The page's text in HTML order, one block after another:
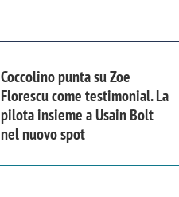
Coccolino punta su Zoe
Florescu come testimonial. La
pilota insieme a Usain Bolt
nel nuovo spot